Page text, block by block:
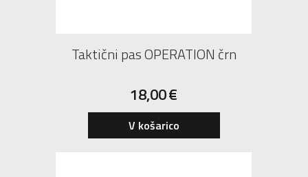
Taktični pas OPERATION črn
18,00€
V košarico